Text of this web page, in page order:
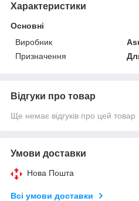
Характеристики
Основні
Виробник
Призначення
Відгуки про товар
Ще немає відгуків про цей товар
Умови доставки
Нова Пошта
Всі умови доставки